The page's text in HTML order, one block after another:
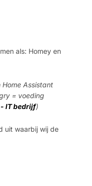
als: Homey en
Assistant
= voeding
IT bedrijf)
uit waarbij wij de